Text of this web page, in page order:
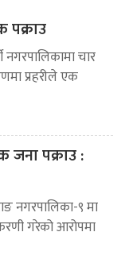
पक्राउ
नगरपालिकामा चार
प्रहरीले एक
पक्राउ :
नगरपालिका-९ मा
गरेको आरोपमा